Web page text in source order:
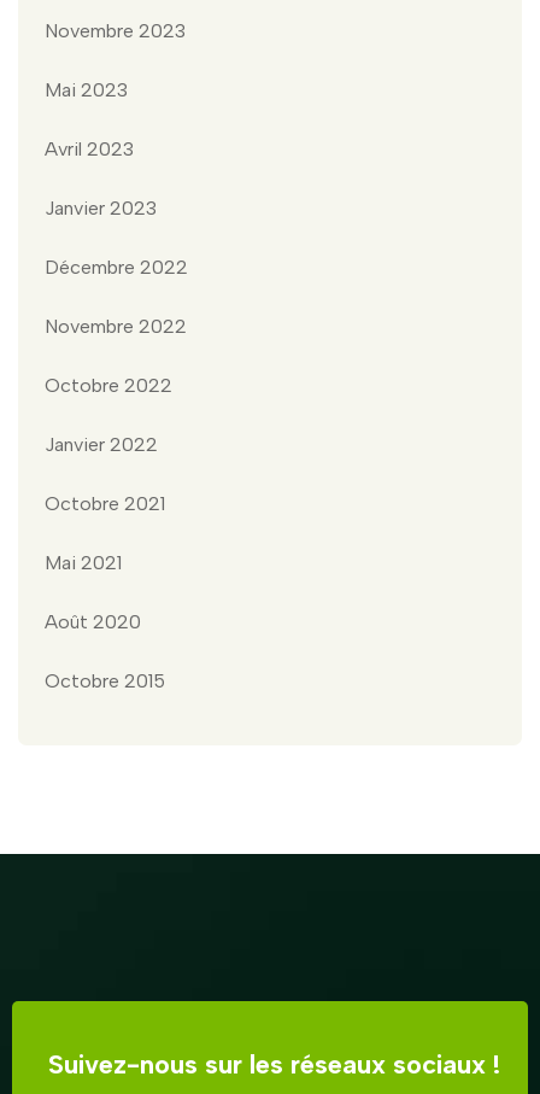
Novembre 2023
Mai 2023
Avril 2023
Janvier 2023
Décembre 2022
Novembre 2022
Octobre 2022
Janvier 2022
Octobre 2021
Mai 2021
Août 2020
Octobre 2015
Suivez-nous sur les réseaux sociaux !